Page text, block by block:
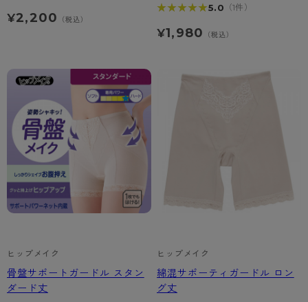
- 柄タイツ
- 着圧タイツ
ソックス・靴下
レギンス・スパッツ
- ガードル・補正ショーツ
- 長袖（七分袖以上）
- タンクトップ
- カップ付きインナー
- スポーツボトムス
ボクサー
BT
みんなの、みんなの。
CLINICAL
ハイジュニ
お支払い方法について
返品・交換について
お問い合わせについて
¥2,200 （税込）
★★★★★
★★★★★5.0 （1件）
¥1,980 （税込）
ヒップメイク
骨盤サポートガードル スタン
ダード丈
ヒップメイク
綿混サポーティガードル ロン
グ丈